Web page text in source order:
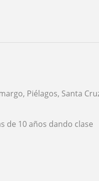
Piélagos, Santa
de 10 años dando clase